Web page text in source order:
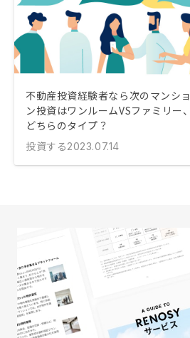
不動産投資経験者なら次のマンショ
ン投資はワンルームVSファミリー、
どちらのタイプ？
投資する2023.07.14